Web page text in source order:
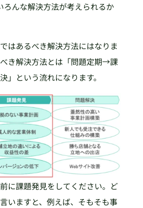
ろんな解決方法が考えられるか
はあるべき解決方法にはなりま
き解決方法とは「問題定期→課
」という流れになります。
に課題発見をしてください。ど
いますと、例えば、そもそも事